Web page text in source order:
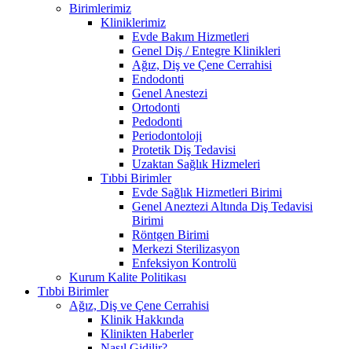
Birimlerimiz
Kliniklerimiz
Evde Bakım Hizmetleri
Genel Diş / Entegre Klinikleri
Ağız, Diş ve Çene Cerrahisi
Endodonti
Genel Anestezi
Ortodonti
Pedodonti
Periodontoloji
Protetik Diş Tedavisi
Uzaktan Sağlık Hizmeleri
Tıbbi Birimler
Evde Sağlık Hizmetleri Birimi
Genel Aneztezi Altında Diş Tedavisi
Birimi
Röntgen Birimi
Merkezi Sterilizasyon
Enfeksiyon Kontrolü
Kurum Kalite Politikası
Tıbbi Birimler
Ağız, Diş ve Çene Cerrahisi
Klinik Hakkında
Klinikten Haberler